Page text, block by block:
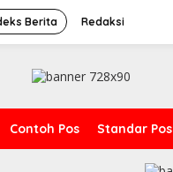
Berita Redaksi
Contoh Pos Standar Pos